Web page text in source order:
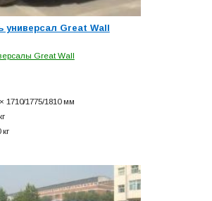
универсал Great Wall
Great Wall
1710/1775/1810 мм